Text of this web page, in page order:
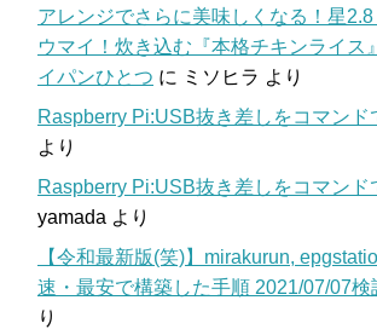
アレンジでさらに美味しくなる！星
ウマイ！炊き込む『本格チキンライス
イパンひとつ に ミソヒラ より
Raspberry Pi:USB抜き差しをコマンド
より
Raspberry Pi:USB抜き差しをコマンド
yamada より
【令和最新版(笑)】mirakurun,
速・最安で構築した手順 2021/07/07検
り